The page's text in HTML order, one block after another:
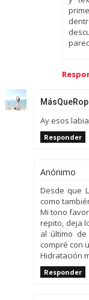
Ay esos
Responder
Anónimo
Desde que
como
Mi tono
repito, deja
al último
compré con
Hidratación
Responder